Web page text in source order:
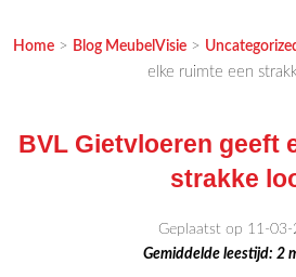
Home> Blog MeubelVisie>
elke ruimte een
BVL Gietvloeren geeft
strakke
Geplaatst op 11-03-
Gemiddelde leestijd: 2